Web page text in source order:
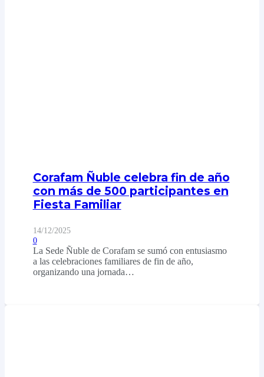
Corafam Ñuble celebra fin de año
con más de 500 participantes en
Fiesta Familiar
14/12/2025
0
La Sede Ñuble de Corafam se sumó con entusiasmo
a las celebraciones familiares de fin de año,
organizando una jornada…